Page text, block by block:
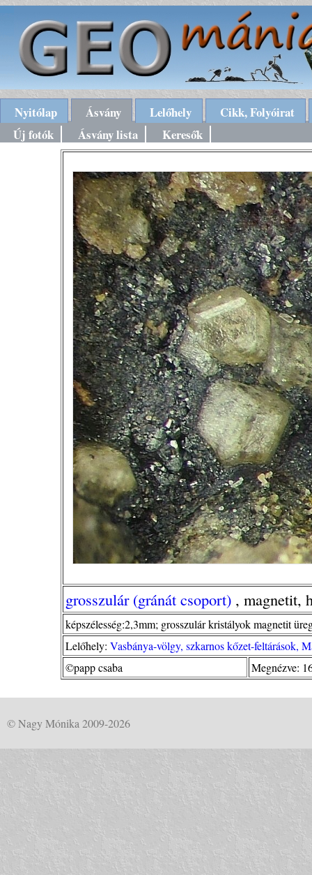
Nyitólap Ásvány Lelőhely
Cikk, Folyóirat
Új fotók
Ásvány lista Keresők
grosszulár (gránát csoport) , magnetit,
képszélesség:2,3mm; grosszulár kristályok magnetit
Lelőhely: Vasbánya-völgy, szkarnos kőzet-feltárások,
©papp csaba
Megnézve:
© Nagy Mónika 2009-2026